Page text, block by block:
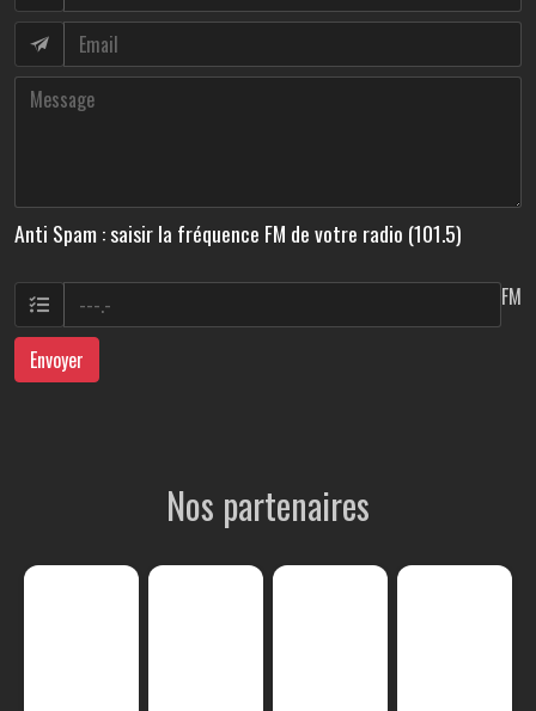
Anti Spam : saisir la fréquence FM de votre radio (101.5)
FM
Envoyer
Nos partenaires